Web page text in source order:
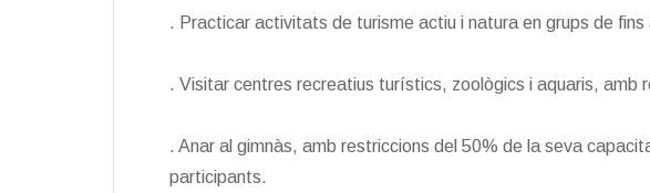
. Practicar activitats de turisme actiu i natura en grups de
. Visitar centres recreatius turístics, zoològics i aquaris, amb
. Anar al gimnàs, amb restriccions del 50% de la seva
participants.